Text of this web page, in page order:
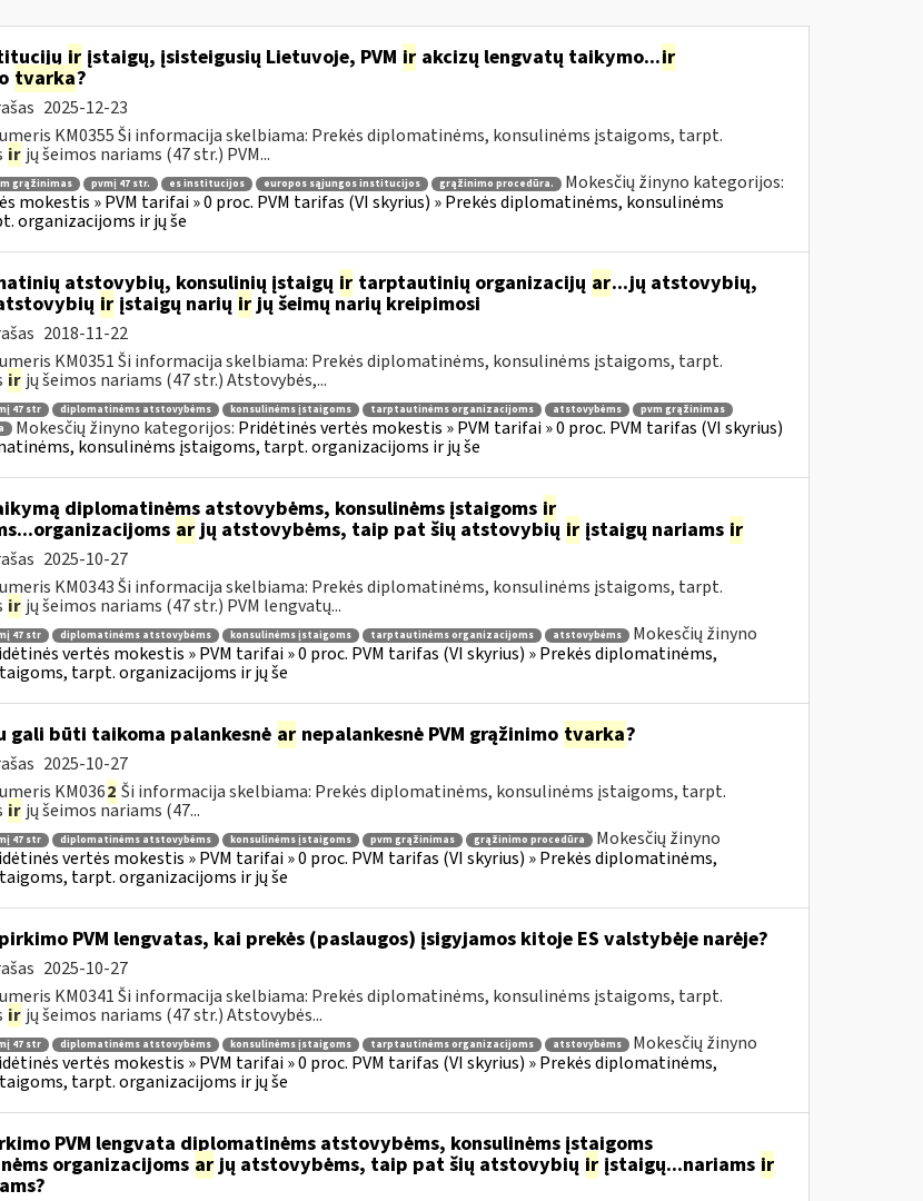
irįstaigų, įsisteigusių Lietuvoje, PVM irakcizų lengvatų taikymo...ir
tvarka?
2025-12-23
KM0355 Ši informacija skelbiama: Prekės diplomatinėms, konsulinėms įstaigoms, tarpt.
ir jų šeimos nariams (47 str.) PVM...
grąžinimas pvmį 47 str. es institucijos europos sąjungos institucijos grąžinimo procedūra.
Mokesčių žinyno kategorijos:
mokestis » PVM tarifai » 0 proc. PVM tarifas (VI skyrius) » Prekės diplomatinėms, konsulinėms
organizacijoms ir jų še
atstovybių, konsulinių įstaigų irtarptautinių organizacijų ar...jų atstovybių,
irįstaigų narių irjų šeimų narių kreipimosi
2018-11-22
KM0351 Ši informacija skelbiama: Prekės diplomatinėms, konsulinėms įstaigoms, tarpt.
ir jų šeimos nariams (47 str.) Atstovybės,...
47 str diplomatinėms atstovybėms konsulinėms įstaigoms tarptautinėms organizacijoms atstovybėms
pvm grąžinimas
Mokesčių žinyno kategorijos: Pridėtinės vertės mokestis » PVM tarifai » 0 proc. PVM tarifas (VI skyrius)
konsulinėms įstaigoms, tarpt. organizacijoms ir jų še
diplomatinėms atstovybėms, konsulinėms įstaigoms ir
arjų atstovybėms, taip pat šių atstovybių irįstaigų nariams ir
2025-10-27
KM0343 Ši informacija skelbiama: Prekės diplomatinėms, konsulinėms įstaigoms, tarpt.
ir jų šeimos nariams (47 str.) PVM lengvatų...
47 str diplomatinėms atstovybėms konsulinėms įstaigoms tarptautinėms organizacijoms atstovybėms
Mokesčių žinyno
vertės mokestis » PVM tarifai » 0 proc. PVM tarifas (VI skyrius) » Prekės diplomatinėms,
tarpt. organizacijoms ir jų še
gali būti taikoma palankesnė arnepalankesnė PVM grąžinimo tvarka?
2025-10-27
KM0362 Ši informacija skelbiama: Prekės diplomatinėms, konsulinėms įstaigoms, tarpt.
ir jų šeimos nariams (47...
47 str diplomatinėms atstovybėms konsulinėms įstaigoms pvm grąžinimas grąžinimo procedūra
Mokesčių žinyno
vertės mokestis » PVM tarifai » 0 proc. PVM tarifas (VI skyrius) » Prekės diplomatinėms,
tarpt. organizacijoms ir jų še
PVM lengvatas, kai prekės (paslaugos) įsigyjamos kitoje ES valstybėje narėje?
2025-10-27
KM0341 Ši informacija skelbiama: Prekės diplomatinėms, konsulinėms įstaigoms, tarpt.
ir jų šeimos nariams (47 str.) Atstovybės...
47 str diplomatinėms atstovybėms konsulinėms įstaigoms tarptautinėms organizacijoms atstovybėms
Mokesčių žinyno
vertės mokestis » PVM tarifai » 0 proc. PVM tarifas (VI skyrius) » Prekės diplomatinėms,
tarpt. organizacijoms ir jų še
PVM lengvata diplomatinėms atstovybėms, konsulinėms įstaigoms
organizacijoms arjų atstovybėms, taip pat šių atstovybių irįstaigų...nariams ir